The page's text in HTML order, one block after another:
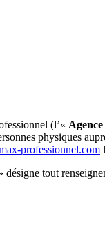
(l’« Agence
physiques
professionnel.com
tout